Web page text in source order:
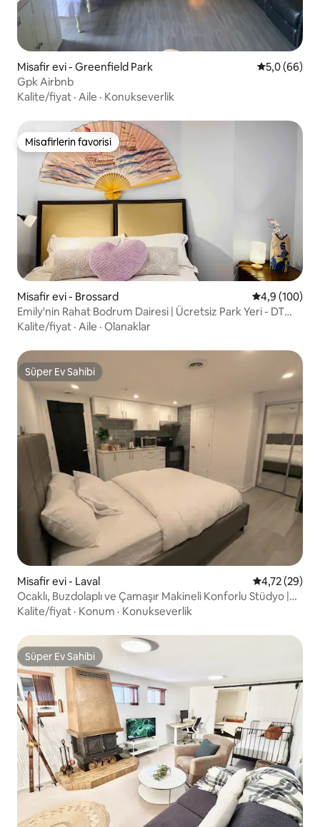
Misafir evi - Greenfield Park 5 üzerinden
5,0 (66)
Gpk Airbnb
Kalite/fiyat · Aile · Konukseverlik
Misafirlerin favorisi
Misafirlerin favorisi
Misafir evi - Brossard 5 üzerinden
4,9 (100)
Emily'nin Rahat Bodrum Dairesi | Ücretsiz Park Yeri - DT
Yakınında
Kalite/fiyat · Aile · Olanaklar
Süper Ev Sahibi
Süper Ev Sahibi
Misafir evi - Laval 5 üzerinden
4,72 (29)
Ocaklı, Buzdolaplı ve Çamaşır Makineli Konforlu Stüdyo |
YUL Yakınında
Kalite/fiyat · Konum · Konukseverlik
Süper Ev Sahibi
Süper Ev Sahibi